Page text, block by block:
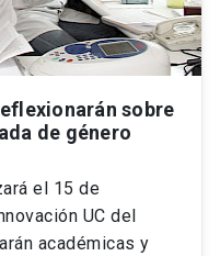
sobre
de género
el 15 de
UC del
académicas y